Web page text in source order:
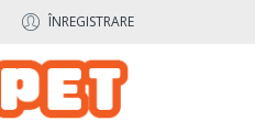
ÎNREGISTRARE